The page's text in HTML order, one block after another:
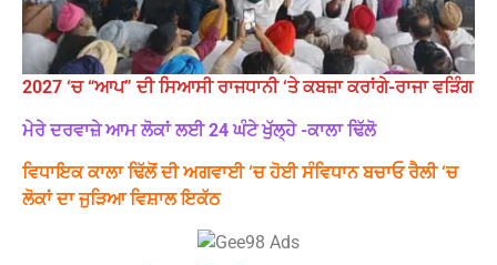
2027 ‘ਚ “ਆਪ” ਦੀ ਸਿਆਸੀ ਰਾਜਧਾਨੀ ‘ਤੇ ਕਬਜ਼ਾ ਕਰਾਂਗੇ-ਰਾਜਾ ਵੜਿੰਗ
ਮੇਰੇ ਦਰਵਾਜ਼ੇ ਆਮ ਲੋਕਾਂ ਲਈ 24 ਘੰਟੇ ਖੁੱਲ੍ਹੇ -ਕਾਲਾ ਢਿੱਲੋ
ਵਿਧਾਇਕ ਕਾਲਾ ਢਿੱਲੋਂ ਦੀ ਅਗਵਾਈ ‘ਚ ਹੋਈ ਸੰਵਿਧਾਨ ਬਚਾਓ ਰੈਲੀ ‘ਚ
ਲੋਕਾਂ ਦਾ ਜੁੜਿਆ ਵਿਸ਼ਾਲ ਇਕੱਠ